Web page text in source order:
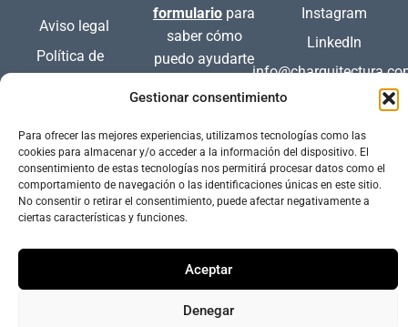
Gestionar consentimiento
Para ofrecer las mejores experiencias, utilizamos tecnologías como las
cookies para almacenar y/o acceder a la información del dispositivo. El
consentimiento de estas tecnologías nos permitirá procesar datos como el
comportamiento de navegación o las identificaciones únicas en este sitio.
No consentir o retirar el consentimiento, puede afectar negativamente a
ciertas características y funciones.
Aceptar
Denegar
Aviso legal
Política de
privacidad
cookies
(UE)
Accesibilidad
formulario para
saber cómo
puedo ayudarte
Instagram
LinkedIn